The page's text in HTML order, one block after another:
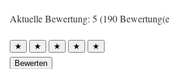
Aktuelle Bewertung: 5 (190
★ ★ ★ ★
★
Bewerten